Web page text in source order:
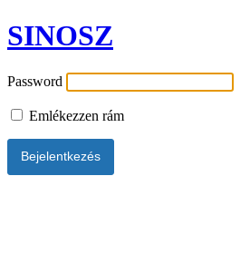
SINOSZ
Password
Emlékezzen rám